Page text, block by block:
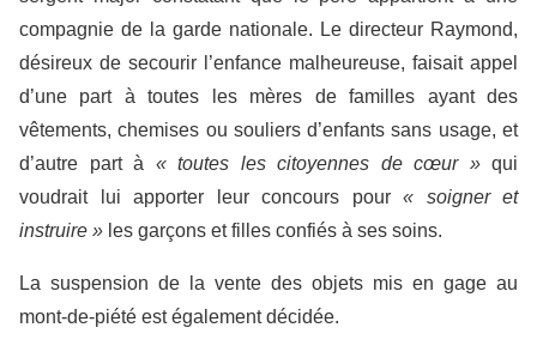
compagnie de la garde nationale. Le directeur Raymond,
désireux de secourir l’enfance malheureuse, faisait appel
d’une part à toutes les mères de familles ayant des
vêtements, chemises ou souliers d’enfants sans usage, et
d’autre part à « toutes les citoyennes de cœur »qui
voudrait lui apporter leur concours pour « soigner et
instruire » les garçons et filles confiés à ses soins.
La suspension de la vente des objets mis en gage au
mont-de-piété est également décidée.